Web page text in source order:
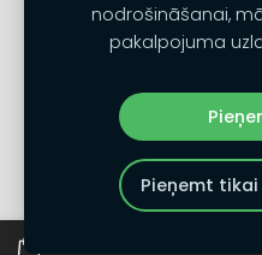
Sazinies
Privātuma
nodrošināšanai,
pakalpojuma
Pieņemt